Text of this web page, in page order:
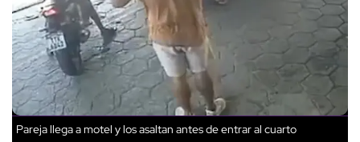
Pareja llega a motel y los asaltan antes de entrar al cuarto